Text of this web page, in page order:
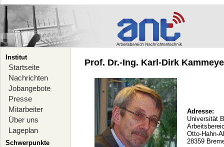
Institut
Startseite
Nachrichten
Jobangebote
Presse
Mitarbeiter
Über uns
Lageplan
Schwerpunkte
Prof. Dr.-Ing. Karl-Dirk
Adresse:
Universität
Otto-Hahn-
28359